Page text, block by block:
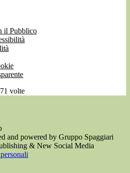
il Pubblico
volte
and powered by Gruppo Spaggiari
& New Social Media